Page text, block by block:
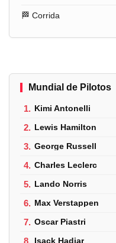
🏁 Corrida
Mundial de Pilotos
1. Kimi Antonelli
2. Lewis Hamilton
3. George Russell
4. Charles Leclerc
5. Lando Norris
6. Max Verstappen
7. Oscar Piastri
8. Isack Hadjar